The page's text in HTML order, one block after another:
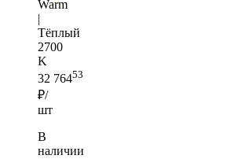
Warm
|
Тёплый
2700
K
32 76453
₽/
шт
В
наличии